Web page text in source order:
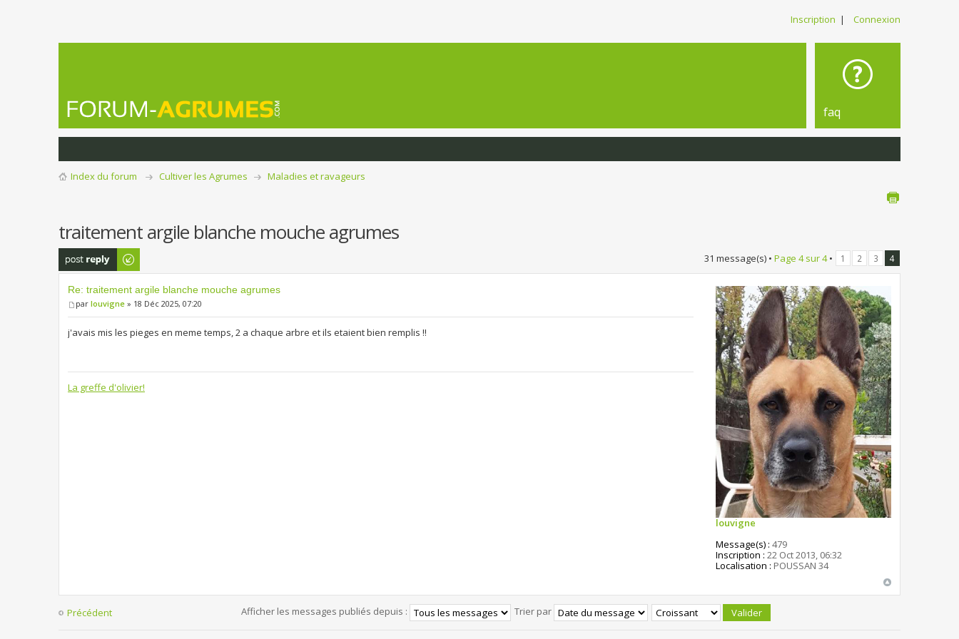
Inscription | Connexion
faq
Index du forum Cultiver les Agrumes Maladies et ravageurs
traitement argile blanche mouche agrumes
Publier une
réponse
31 message(s) • Page 4sur4• 1 2 3 4
Re: traitement argile blanche mouche agrumes
par louvigne » 18 Déc 2025, 07:20
j'avais mis les pieges en meme temps, 2 a chaque arbre et ils etaient bien remplis !!
La greffe d'olivier!
louvigne
Message(s) : 479
Inscription : 22 Oct 2013, 06:32
Localisation : POUSSAN 34
Précédent Afficher les messages publiés depuis : Trier par